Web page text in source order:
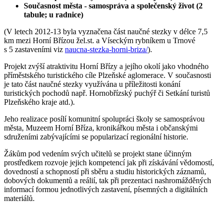
Současnost města - samospráva a společenský život (2
tabule; u radnice)
(V letech 2012-13 byla vyznačena část naučné stezky v délce 7,5
km mezi Horní Břízou žel.st. a Víseckým rybníkem u Trnové
s 5 zastaveními viz naucna-stezka-horni-briza/).
Projekt zvýší atraktivitu Horní Břízy a jejího okolí jako vhodného
příměstského turistického cíle Plzeňské aglomerace. V současnosti
je tato část naučné stezky využívána u příležitosti konání
turistických pochodů např. Hornobřízský puchýř či Setkání turistů
Plzeňského kraje atd.).
Jeho realizace posílí komunitní spolupráci školy se samosprávou
města, Muzeem Horní Bříza, kronikářkou města i občanskými
sdruženími zabývajícími se popularizací regionální historie.
Žákům pod vedením svých učitelů se projekt stane účinným
prostředkem rozvoje jejich kompetencí jak při získávání vědomostí,
dovedností a schopností při sběru a studiu historických záznamů,
dobových dokumentů a reálií, tak při prezentaci nashromážděných
informací formou jednotlivých zastavení, písemných a digitálních
materiálů.